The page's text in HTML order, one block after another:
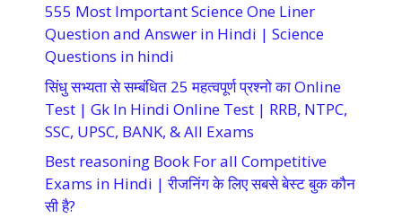
555 Most Important Science One Liner
Question and Answer in Hindi | Science
Questions in hindi
सिंधु सभ्यता से सम्बंधित 25 महत्वपूर्ण प्रश्नो का Online
Test | Gk In Hindi Online Test | RRB, NTPC,
SSC, UPSC, BANK, & All Exams
Best reasoning Book For all Competitive
Exams in Hindi | रीजनिंग के लिए सबसे बेस्ट बुक कौन
सी है?